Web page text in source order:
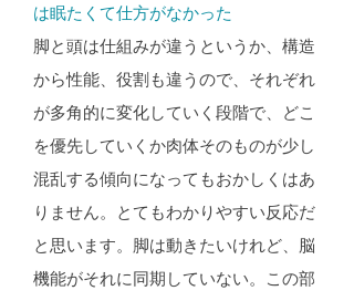
は眠たくて仕方がなかった​
脚と頭は仕組みが違うというか、構造
から性能、役割も違うので、それぞれ
が多角的に変化していく段階で、どこ
を優先していくか肉体そのものが少し
混乱する傾向になってもおかしくはあ
りません。とてもわかりやすい反応だ
と思います。脚は動きたいけれど、脳
機能がそれに同期していない。この部